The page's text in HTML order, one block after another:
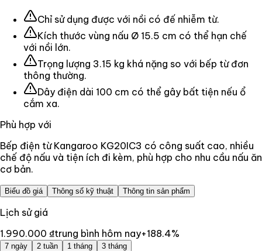
Chỉ sử dụng được với nồi có đế nhiễm từ.
Kích thước vùng nấu Ø 15.5 cm có thể hạn chế
với nồi lớn.
Trọng lượng 3.15 kg khá nặng so với bếp từ đơn
thông thường.
Dây điện dài 100 cm có thể gây bất tiện nếu ổ
cắm xa.
Phù hợp với
Bếp điện từ Kangaroo KG20IC3 có công suất cao, nhiều
chế độ nấu và tiện ích đi kèm, phù hợp cho nhu cầu nấu ăn
cơ bản.
Biểu đồ giá Thông số kỹ thuật Thông tin sản phẩm
Lịch sử giá
1.990.000 ₫trung bình hôm nay+188.4%
7 ngày 2 tuần 1 tháng 3 tháng